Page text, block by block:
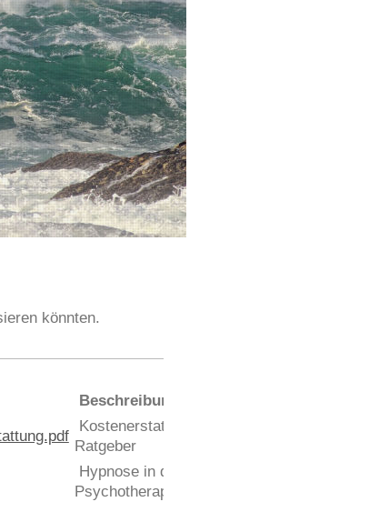
könnten.
Beschreibung
Kostenerstattung
Ratgeber
Hypnose in der
Psychotherapie